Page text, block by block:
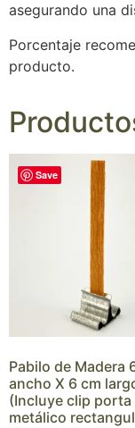
asegurando una
Porcentaje
producto.
Save
Pabilo de Madera
ancho X 6 cm
(Incluye clip porta
metálico